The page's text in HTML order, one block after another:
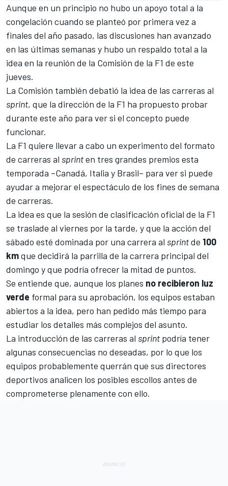
Aunque en un principio no hubo un apoyo total a la
congelación cuando se planteó por primera vez a
finales del año pasado, las discusiones han avanzado
en las últimas semanas y hubo un respaldo total a la
idea en la reunión de la Comisión de la F1 de este
jueves.
La Comisión también debatió la idea de las carreras al
sprint, que la dirección de la F1 ha propuesto probar
durante este año para ver si el concepto puede
funcionar.
La F1 quiere llevar a cabo un experimento del formato
de carreras al sprinten tres grandes premios esta
temporada –Canadá, Italia y Brasil– para ver si puede
ayudar a mejorar el espectáculo de los fines de semana
de carreras.
La idea es que la sesión de clasificación oficial de la F1
se traslade al viernes por la tarde, y que la acción del
sábado esté dominada por una carrera al sprintde 100
kmque decidirá la parrilla de la carrera principal del
domingo y que podría ofrecer la mitad de puntos.
Se entiende que, aunque los planes no recibieron luz
verde formal para su aprobación, los equipos estaban
abiertos a la idea, pero han pedido más tiempo para
estudiar los detalles más complejos del asunto.
La introducción de las carreras al sprint podría tener
algunas consecuencias no deseadas, por lo que los
equipos probablemente querrán que sus directores
deportivos analicen los posibles escollos antes de
comprometerse plenamente con ello.